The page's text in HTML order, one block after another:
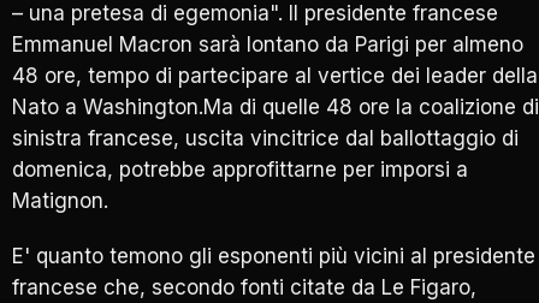
– una pretesa di egemonia". Il presidente francese
Emmanuel Macron sarà lontano da Parigi per almeno
48 ore, tempo di partecipare al vertice dei leader della
Nato a Washington.Ma di quelle 48 ore la coalizione di
sinistra francese, uscita vincitrice dal ballottaggio di
domenica, potrebbe approfittarne per imporsi a
Matignon.
E' quanto temono gli esponenti più vicini al presidente
francese che, secondo fonti citate da Le Figaro,